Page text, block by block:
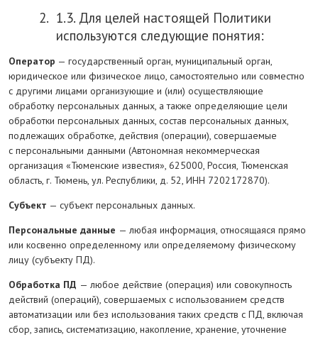
1.3. Для целей настоящей Политики
используются следующие понятия:
Оператор — государственный орган, муниципальный орган,
юридическое или физическое лицо, самостоятельно или совместно
с другими лицами организующие и (или) осуществляющие
обработку персональных данных, а также определяющие цели
обработки персональных данных, состав персональных данных,
подлежащих обработке, действия (операции), совершаемые
с персональными данными (Автономная некоммерческая
организация «Тюменские известия», 625000, Россия, Тюменская
область, г. Тюмень, ул. Республики, д. 52, ИНН 7202172870).
Субъект — субъект персональных данных.
Персональные данные — любая информация, относящаяся прямо
или косвенно определенному или определяемому физическому
лицу (субъекту ПД).
Обработка ПД — любое действие (операция) или совокупность
действий (операций), совершаемых с использованием средств
автоматизации или без использования таких средств с ПД, включая
сбор, запись, систематизацию, накопление, хранение, уточнение